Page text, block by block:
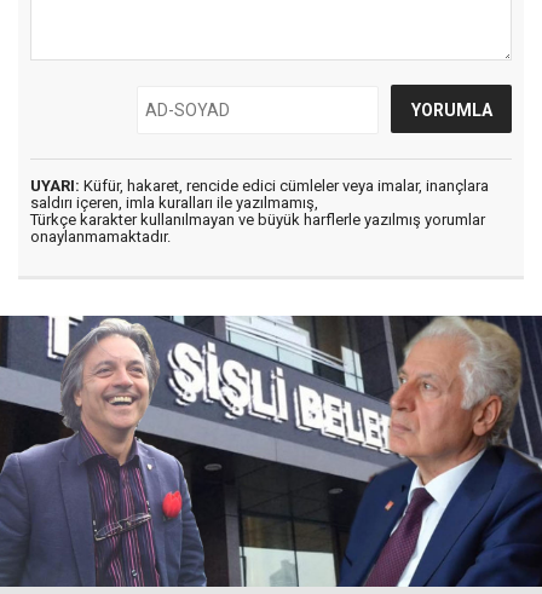
UYARI: Küfür, hakaret, rencide edici cümleler veya imalar, inançlara
saldırı içeren, imla kuralları ile yazılmamış,
Türkçe karakter kullanılmayan ve büyük harflerle yazılmış yorumlar
onaylanmamaktadır.